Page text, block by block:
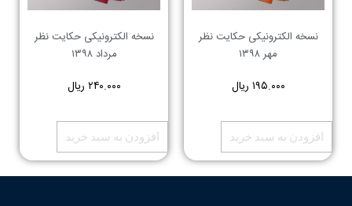
نسخه الکترونیکی حکایت نظر
مهر ۱۳۹۸
۱۹۵.۰۰۰ ریال
افزودن به سبد خرید
نسخه الکترونیکی حکایت نظر
مرداد ۱۳۹۸
۲۴۰.۰۰۰ ریال
افزودن به سبد خرید